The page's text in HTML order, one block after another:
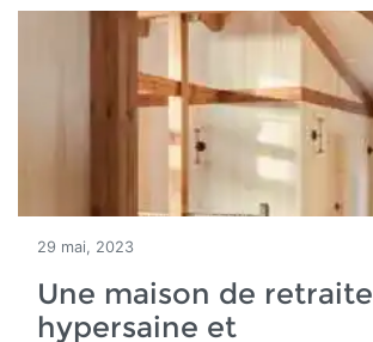
29 mai, 2023
Une maison de retraite
hypersaine et